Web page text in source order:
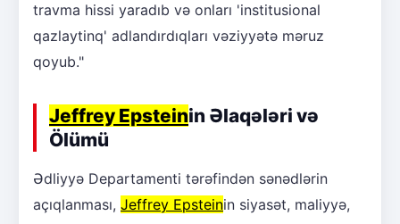
travma hissi yaradıb və onları 'institusional
qazlaytinq' adlandırdıqları vəziyyətə məruz
qoyub."
Jeffrey Epsteinin Əlaqələri və
Ölümü
Ədliyyə Departamenti tərəfindən sənədlərin
açıqlanması, Jeffrey Epsteinin siyasət, maliyyə,